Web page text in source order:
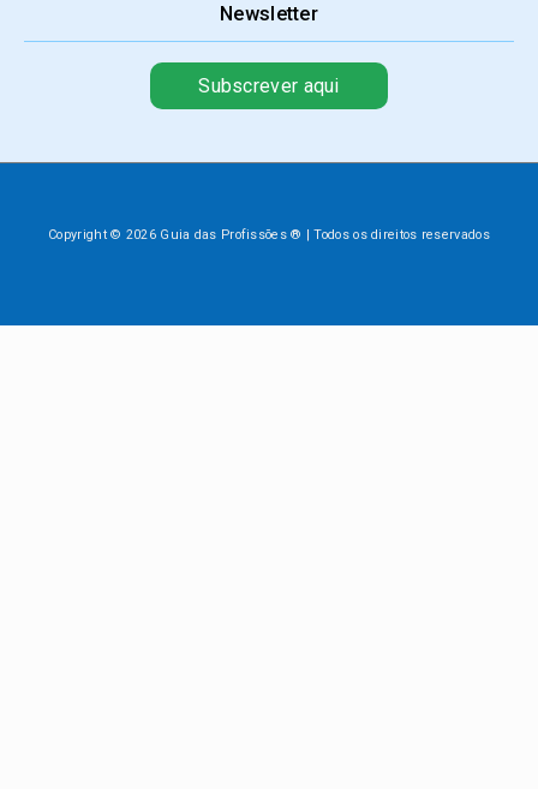
Newsletter
Subscrever aqui
Copyright © 2026 Guia das Profissões ® | Todos os direitos reservados